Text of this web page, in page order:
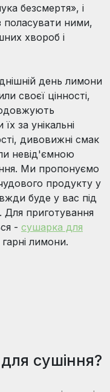
безсмертя», і
поласувати ними,
хвороб і
день лимони
своєї цінності,
за унікальні
дивовижні смак
невід'ємною
Ми пропонуємо
продукту у
буде у вас під
приготування
- сушарка для
гарні лимони.
сушіння?